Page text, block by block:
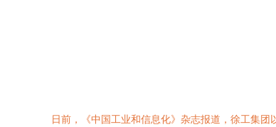
日前，《中国工业和信息化》杂志报道，徐工集